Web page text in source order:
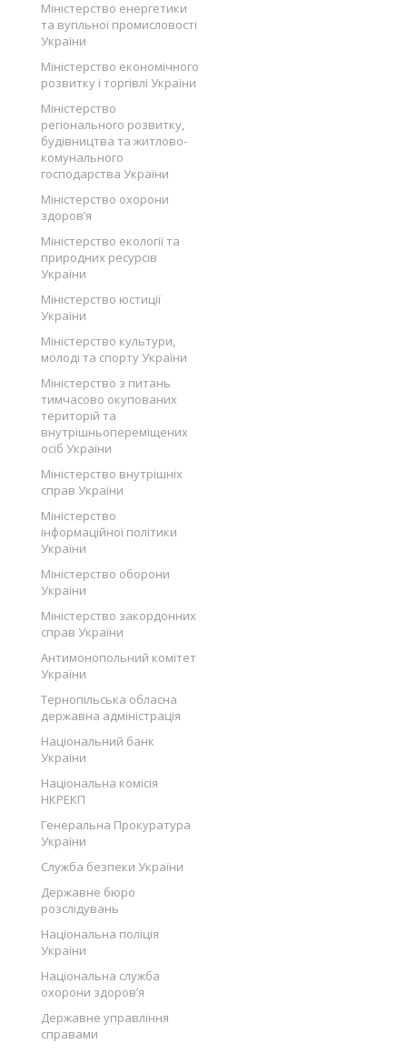
Міністерство енергетики
та вугільної промисловості
України
Міністерство економічного
розвитку і торгівлі України
Міністерство
регіонального розвитку,
будівництва та житлово-
комунального
господарства України
Міністерство охорони
здоров’я
Міністерство екології та
природних ресурсів
України
Міністерство юстиції
України
Міністерство культури,
молоді та спорту України
Міністерство з питань
тимчасово окупованих
територій та
внутрішньопереміщених
осіб України
Міністерство внутрішніх
справ України
Міністерство
інформаційної політики
України
Міністерство оборони
України
Міністерство закордонних
справ України
Антимонопольний комітет
України
Тернопільська обласна
державна адміністрація
Національний банк
України
Національна комісія
НКРЕКП
Генеральна Прокуратура
України
Служба безпеки України
Державне бюро
розслідувань
Національна поліція
України
Національна служба
охорони здоров’я
Державне управління
справами